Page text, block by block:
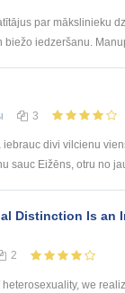
par mākslinieku
iedzeršanu.
3
iebrauc divi vilcienu
sauc Eižēns, otru no
Distinction Is an
2
heterosexuality, we